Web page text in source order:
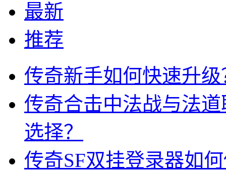
最新
推荐
传奇新手如何快速升
传奇合击中法战与法
选择？
传奇SF双挂登录器如